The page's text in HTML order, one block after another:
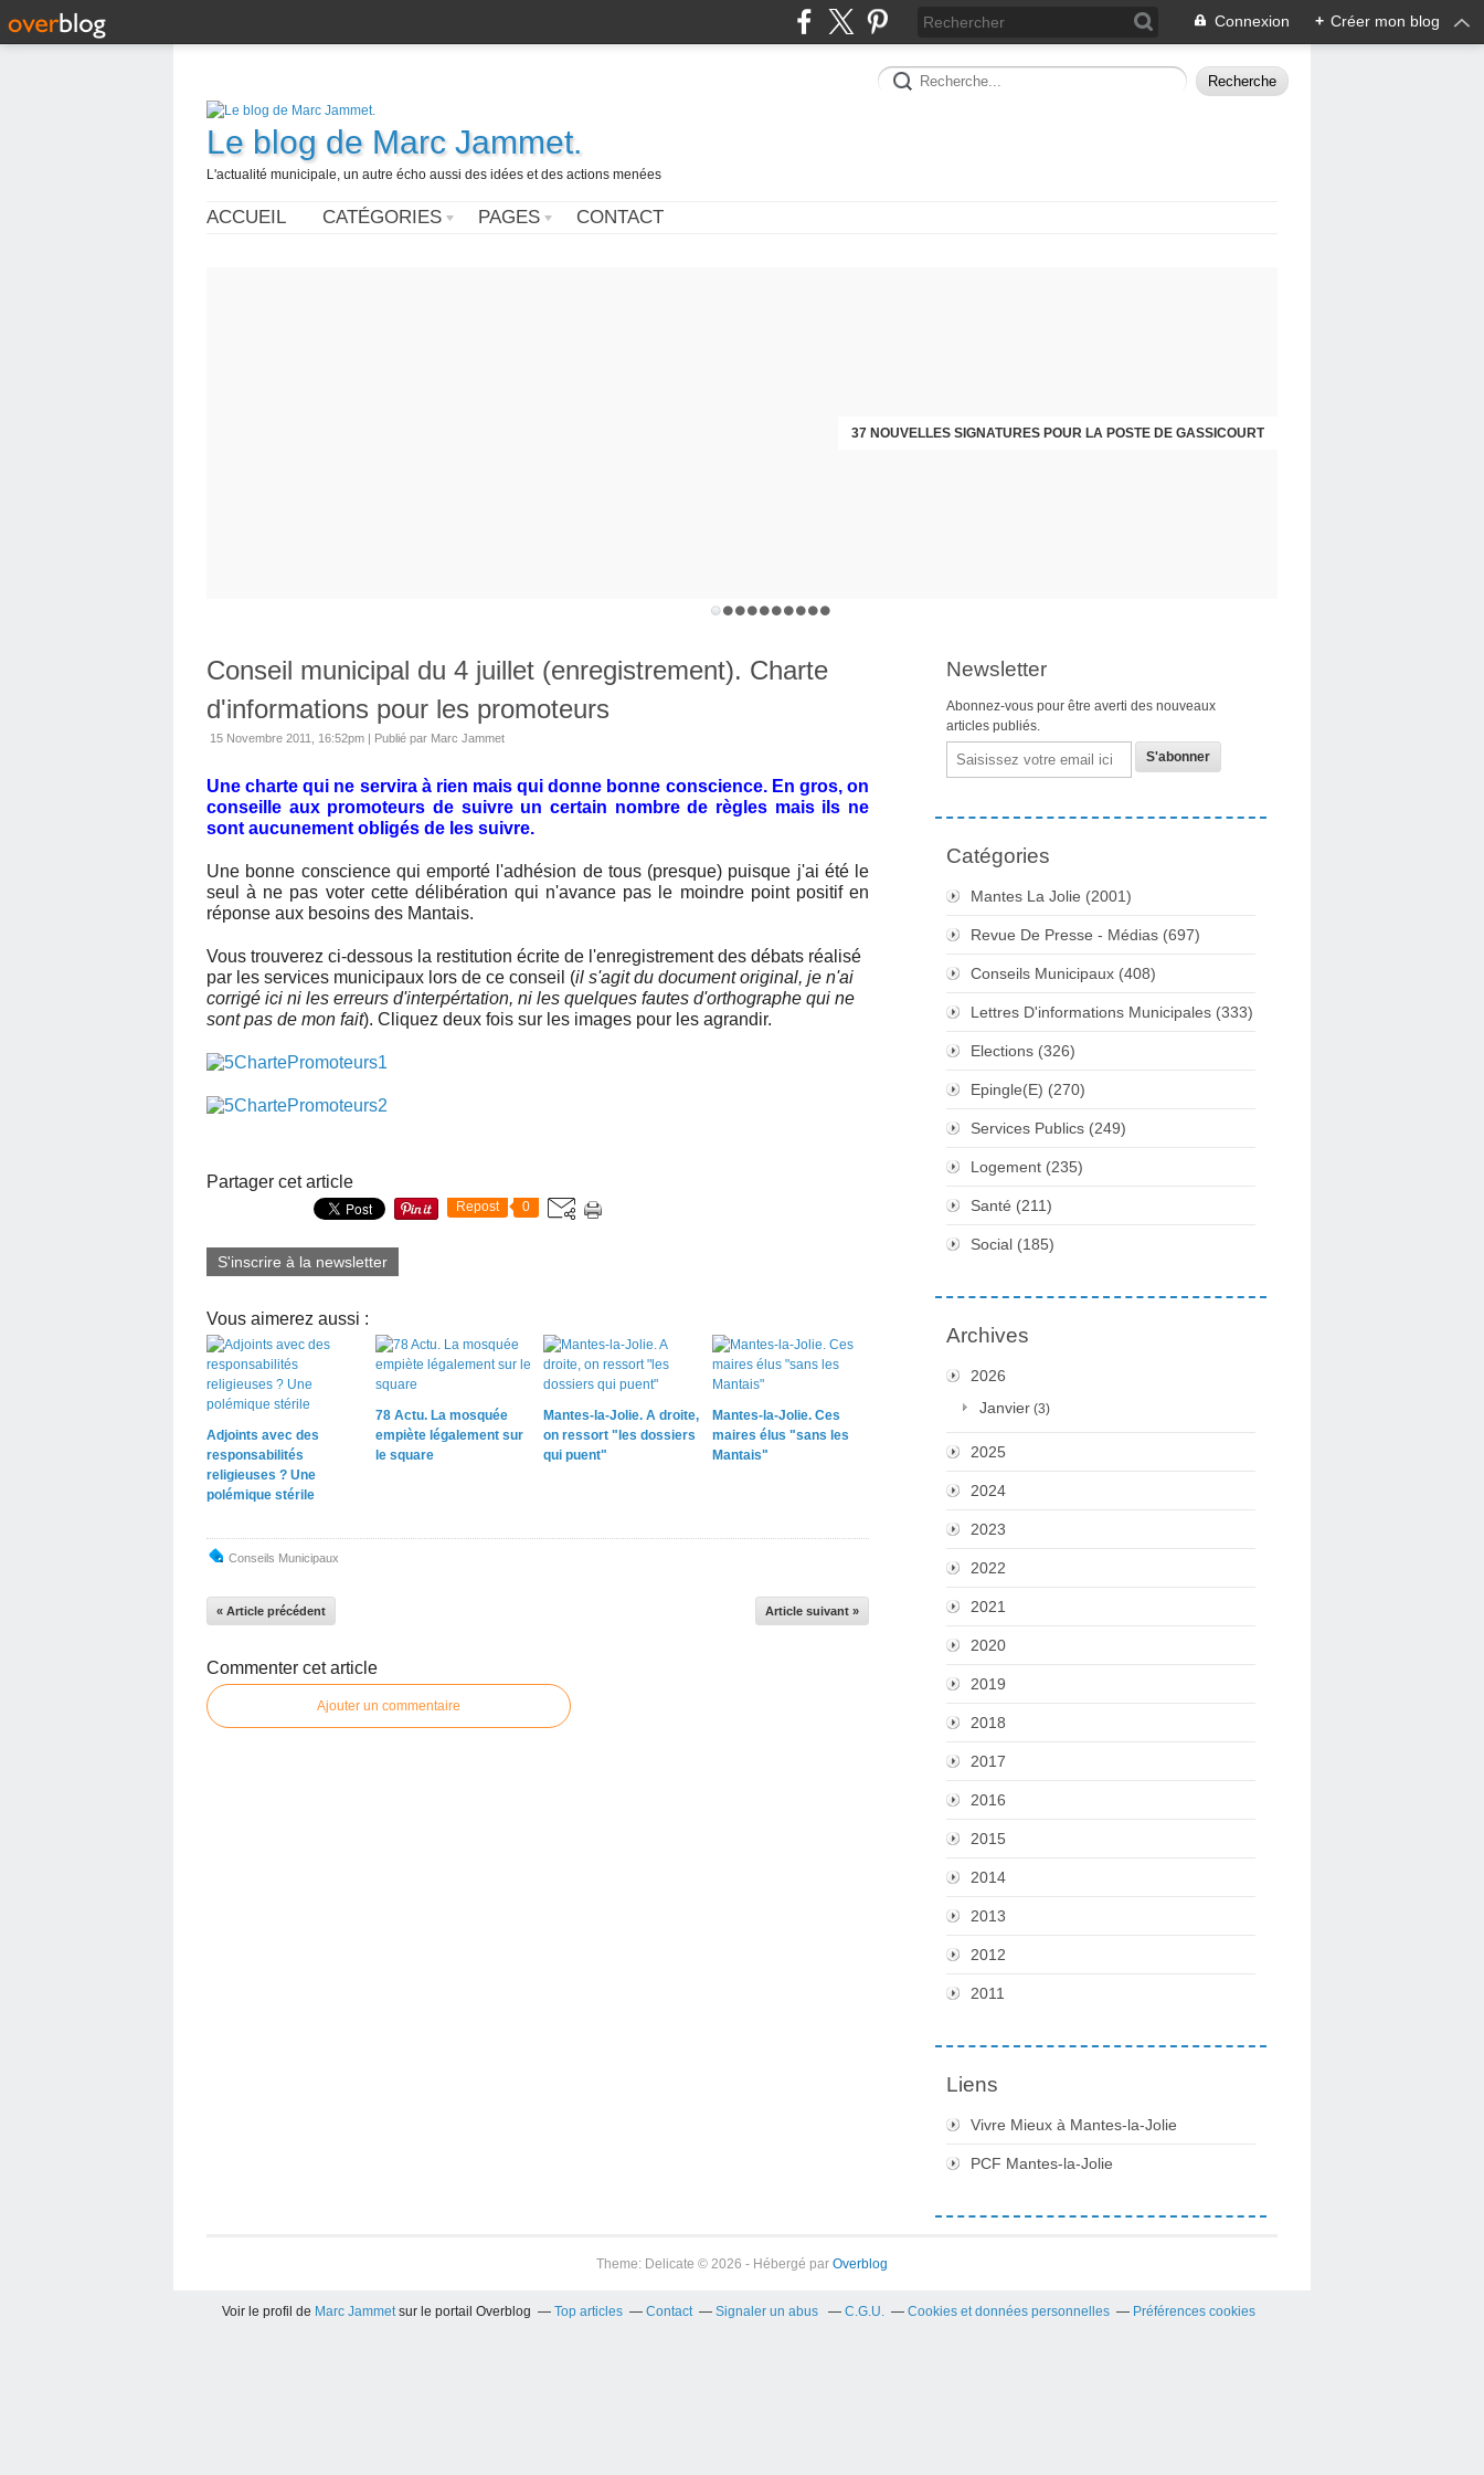
Connexion + Créer mon blog
Le blog de Marc Jammet.
L'actualité municipale, un autre écho aussi des idées et des actions menées
ACCUEIL CATÉGORIES PAGES CONTACT
37 NOUVELLES SIGNATURES POUR LA POSTE DE GASSICOURT
DIMANCHE 25 JANVIER, JE VOUS INVITE
Conseil municipal du 4 juillet (enregistrement). Charte
d'informations pour les promoteurs
15 Novembre 2011, 16:52pm | Publié par Marc Jammet
Une charte qui ne servira à rien mais qui donne bonne conscience. En gros, on
conseille aux promoteurs de suivre un certain nombre de règles mais ils ne
sont aucunement obligés de les suivre.
Une bonne conscience qui emporté l'adhésion de tous (presque) puisque j'ai été le
seul à ne pas voter cette délibération qui n'avance pas le moindre point positif en
réponse aux besoins des Mantais.
Vous trouverez ci-dessous la restitution écrite de l'enregistrement des débats réalisé
par les services municipaux lors de ce conseil (il s'agit du document original, je n'ai
corrigé ici ni les erreurs d'interpértation, ni les quelques fautes d'orthographe qui ne
sont pas de mon fait). Cliquez deux fois sur les images pour les agrandir.
Partager cet article
Repost 0
S'inscrire à la newsletter
Vous aimerez aussi :
Adjoints avec des
responsabilités
religieuses ? Une
polémique stérile
78 Actu. La mosquée
empiète légalement sur
le square
Mantes-la-Jolie. A droite,
on ressort "les dossiers
qui puent"
Mantes-la-Jolie. Ces
maires élus "sans les
Mantais"
Conseils Municipaux
« Article précédent Article suivant »
Commenter cet article
Ajouter un commentaire
Newsletter
Abonnez-vous pour être averti des nouveaux
articles publiés.
Email
Catégories
Mantes La Jolie (2001)
Revue De Presse - Médias (697)
Conseils Municipaux (408)
Lettres D'informations Municipales (333)
Elections (326)
Epingle(e) (270)
Services Publics (249)
Logement (235)
Santé (211)
Social (185)
Archives
2026
Janvier (3)
2025
2024
2023
2022
2021
2020
2019
2018
2017
2016
2015
2014
2013
2012
2011
Liens
Vivre Mieux à Mantes-la-Jolie
PCF Mantes-la-Jolie
Theme: Delicate © 2026 - Hébergé par Overblog
Voir le profil de Marc Jammetsur le portail Overblog Top articles Contact Signaler un abus C.G.U. Cookies et données personnelles Préférences cookies